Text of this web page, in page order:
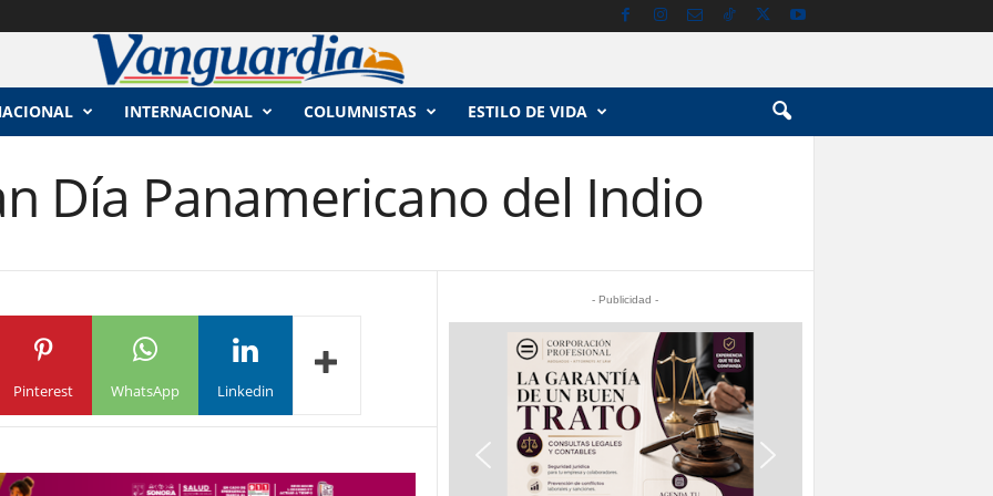
INTERNACIONAL COLUMNISTAS ESTILO DE VIDA
Día Panamericano del Indio
Pinterest WhatsApp Linkedin
- Publicidad -